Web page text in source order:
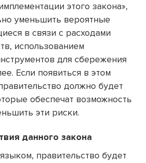
этого закона»,
уменьшить вероятные
в связи с расходами
использованием
для сбережения
Если появиться в этом
должно будет
обеспечат возможность
эти риски.
данного закона
правительство будет